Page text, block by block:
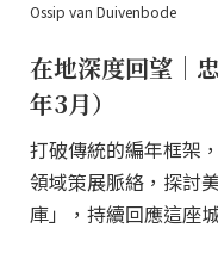
Ossip van Duivenbode
在地深度回望｜
年3月）
打破傳統的編年框架
領域策展脈絡，探討
庫」，持續回應這座